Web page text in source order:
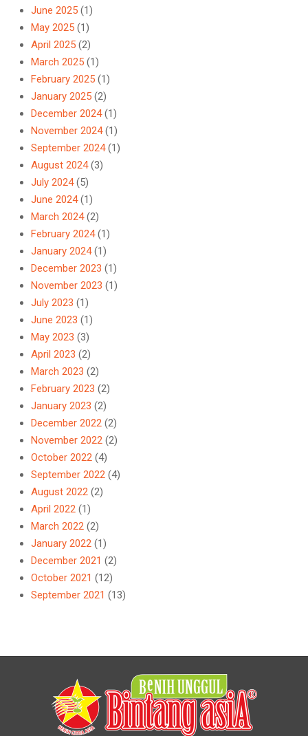
June 2025 (1)
May 2025 (1)
April 2025 (2)
March 2025 (1)
February 2025 (1)
January 2025 (2)
December 2024(1)
November 2024(1)
September 2024(1)
August 2024(3)
July 2024(5)
June 2024(1)
March 2024(2)
February 2024(1)
January 2024(1)
December 2023 (1)
November 2023 (1)
July 2023 (1)
June 2023 (1)
May 2023 (3)
April 2023 (2)
March 2023 (2)
February 2023 (2)
January 2023 (2)
December 2022 (2)
November 2022 (2)
October 2022 (4)
September 2022 (4)
August 2022 (2)
April 2022 (1)
March 2022 (2)
January 2022 (1)
December 2021 (2)
October 2021 (12)
September 2021 (13)